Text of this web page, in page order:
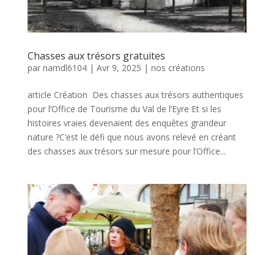
Chasses aux trésors gratuites
par namdl6104| Avr 9, 2025 | nos créations
article Création Des chasses aux trésors authentiques
pour l’Office de Tourisme du Val de l’Eyre Et si les
histoires vraies devenaient des enquêtes grandeur
nature ?C’est le défi que nous avons relevé en créant
des chasses aux trésors sur mesure pour l’Office...